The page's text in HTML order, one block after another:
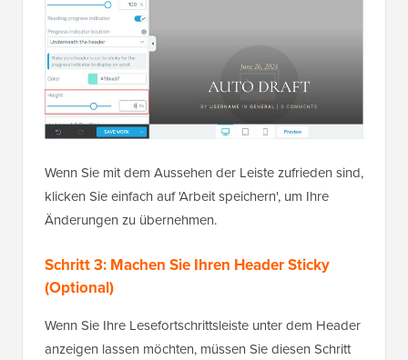
Wenn Sie mit dem Aussehen der Leiste zufrieden sind,
klicken Sie einfach auf 'Arbeit speichern', um Ihre
Änderungen zu übernehmen.
Schritt 3: Machen Sie Ihren Header Sticky
(Optional)
Wenn Sie Ihre Lesefortschrittsleiste unter dem Header
anzeigen lassen möchten, müssen Sie diesen Schritt